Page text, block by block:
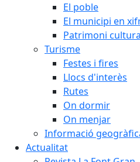
El poble
El municipi en
Patrimoni
Turisme
Festes i fires
Llocs d'interès
Rutes
On dormir
On menjar
Informació
Actualitat